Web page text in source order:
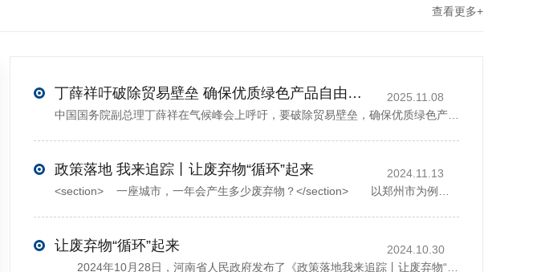
查看更多+
丁薛祥吁破除贸易壁垒 确保优质绿色产品自由流通
2025.11.08
政策落地 我来追踪丨让废弃物“循环”起来
2024.11.13
让废弃物“循环”起来
2024.10.30